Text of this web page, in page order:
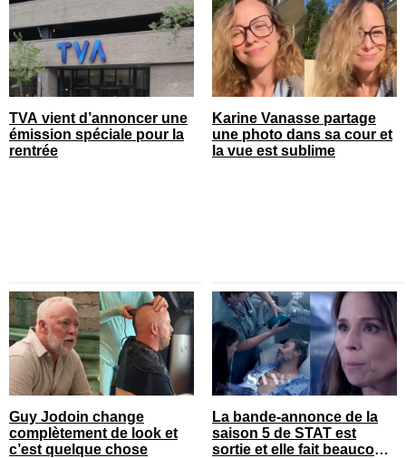
TVA vient d’annoncer une
émission spéciale pour la
rentrée
Karine Vanasse partage
une photo dans sa cour et
la vue est sublime
Guy Jodoin change
complètement de look et
c’est quelque chose
La bande-annonce de la
saison 5 de STAT est
sortie et elle fait beaucoup